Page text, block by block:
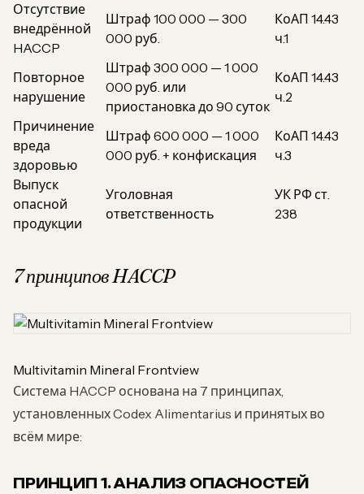
Отсутствие
внедрённой
HACCP
Штраф 100 000 — 300
000 руб.
КоАП 14.43
ч.1
Повторное
нарушение
Штраф 300 000 — 1 000
000 руб. или
приостановка до 90 суток
КоАП 14.43
ч.2
Причинение
вреда
здоровью
Штраф 600 000 — 1 000
000 руб. + конфискация
КоАП 14.43
ч.3
Выпуск
опасной
продукции
Уголовная
ответственность
УК РФ ст.
238
7 принципов HACCP
Multivitamin Mineral Frontview
Система HACCP основана на 7 принципах,
установленных Codex Alimentarius и принятых во
всём мире:
ПРИНЦИП 1. АНАЛИЗ ОПАСНОСТЕЙ